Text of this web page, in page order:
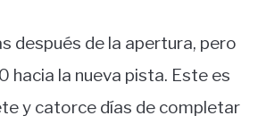
después de la apertura, pero
hacia la nueva pista. Este es
y catorce días de completar